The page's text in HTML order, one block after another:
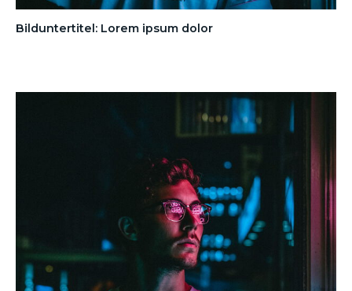
Bilduntertitel: Lorem ipsum dolor